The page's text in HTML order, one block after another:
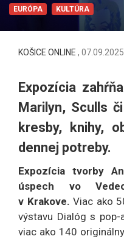
EURÓPA KULTÚRA
KOŠICE ONLINE ,
Expozícia
Marilyn, Sculls
kresby, knihy,
dennej potreby.
Expozícia tvorby
úspech vo
v Krakove.Viac ako
výstavu Dialóg s
viac ako 140